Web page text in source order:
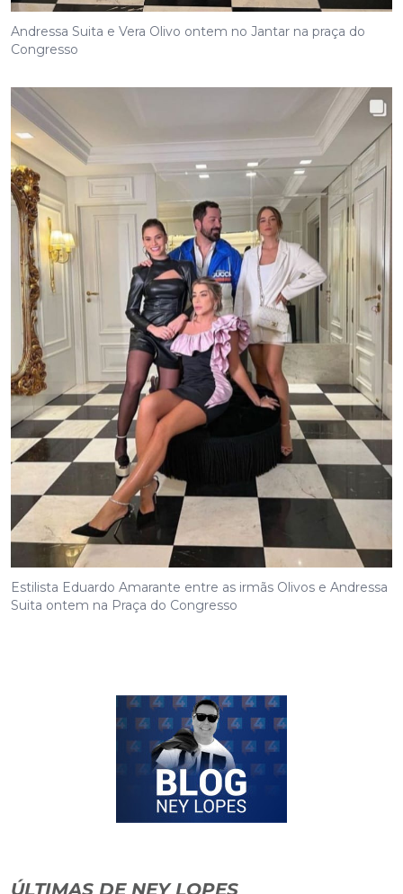
Andressa Suita e Vera Olivo ontem no Jantar na praça do
Congresso
Estilista Eduardo Amarante entre as irmãs Olivos e Andressa
Suita ontem na Praça do Congresso
ÚLTIMAS DE NEY LOPES